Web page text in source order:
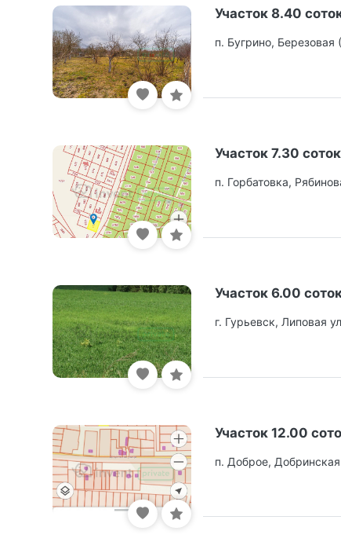
Участок 8.40
п. Бугрино, Березовая
Участок 7.30 соток
п. Горбатовка,
Участок 6.00
г. Гурьевск, Липовая ул
Участок 12.00
п. Доброе, Добринская